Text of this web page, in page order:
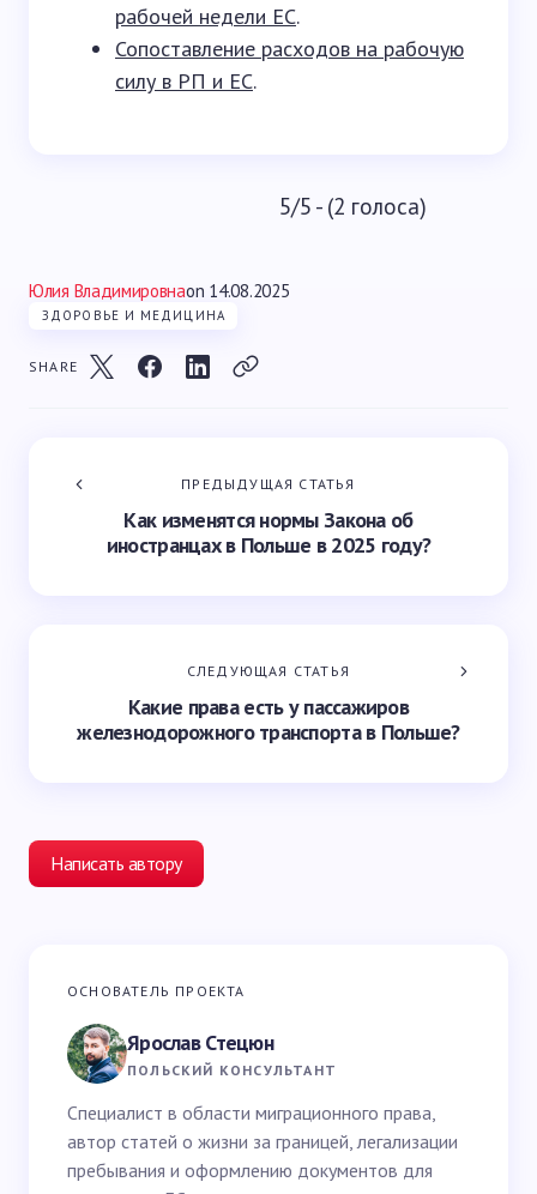
рабочей недели ЕС.
Сопоставление расходов на рабочую
силу в РП и ЕС.
5/5 - (2 голоса)
Юлия Владимировнаon 14.08.2025
ЗДОРОВЬЕ И МЕДИЦИНА
SHARE
ПРЕДЫДУЩАЯ СТАТЬЯ
Как изменятся нормы Закона об
иностранцах в Польше в 2025 году?
СЛЕДУЮЩАЯ СТАТЬЯ
Какие права есть у пассажиров
железнодорожного транспорта в Польше?
Написать автору
Ваш адрес email не будет опубликован.
Ваше имя *
Email *
ОСНОВАТЕЛЬ ПРОЕКТА
Ярослав Стецюн
ПОЛЬСКИЙ КОНСУЛЬТАНТ
Специалист в области миграционного права,
автор статей о жизни за границей, легализации
пребывания и оформлению документов для